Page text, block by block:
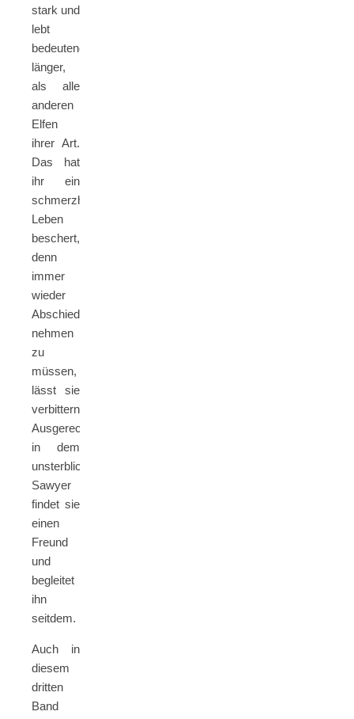
stark und
lebt
bedeutend
länger,
als alle
anderen
Elfen
ihrer Art.
Das hat
ihr ein
schmerzhaftes
Leben
beschert,
denn
immer
wieder
Abschied
nehmen
zu
müssen,
lässt sie
verbittern.
Ausgerechnet
in dem
unsterblichen
Sawyer
findet sie
einen
Freund
und
begleitet
ihn
seitdem.
Auch in
diesem
dritten
Band